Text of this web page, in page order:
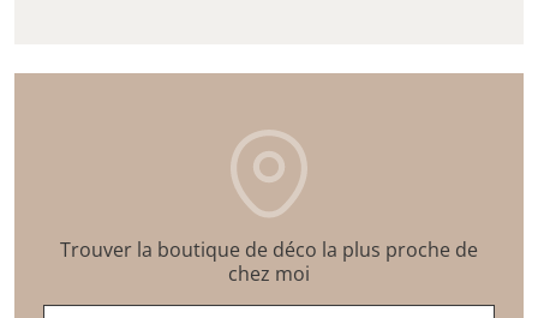
Trouver la boutique de déco la plus proche de
chez moi